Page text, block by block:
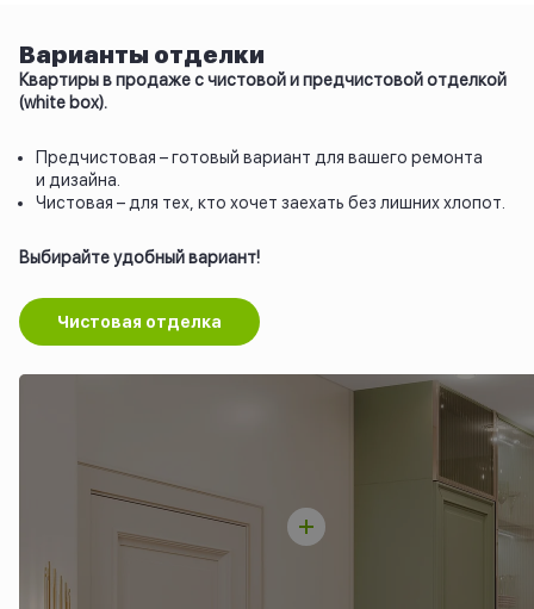
Варианты отделки
Квартиры в продаже с чистовой и предчистовой отделкой
(white box).
Предчистовая – готовый вариант для вашего ремонта
и дизайна.
Чистовая – для тех, кто хочет заехать без лишних хлопот.
Выбирайте удобный вариант!
Чистовая отделка